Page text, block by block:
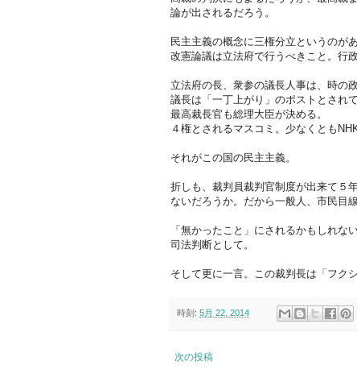
論が出されるだろう。
民主主義の概念に三権分立というのが
改憲論議は立法府で行うべきこと。行
立法府の長、衆参の議長人事は、時の
議長は「一丁上がり」のポストとされて
最高裁長官も総理大臣が決める。
４権とされるマスコミ。少なくとも
それがこの国の民主主義。
折しも、裁判員裁判官制度が出来て５
ないだろうか。だから一般人、市民目
「無かったこと」にされるかもしれ
司法判断として。
そして更に一言。この裁判長は「フク
時刻: 5月 22, 2014
次の投稿